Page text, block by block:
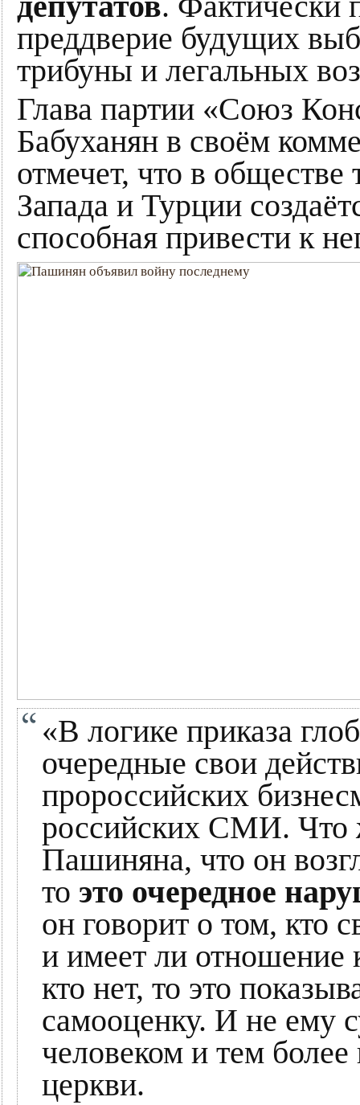
преддверие будущих
трибуны и легальных
Глава партии «Союз
Бабуханян в своём
отмечет, что в
Запада и Турции
способная привести к
«В логике приказа
очередные свои
пророссийских
российских СМИ. Что
Пашиняна, что он
то это очередное
он говорит о том, кто
и имеет ли отношение
кто нет, то это
самооценку. И не ему
человеком и тем более
церкви.